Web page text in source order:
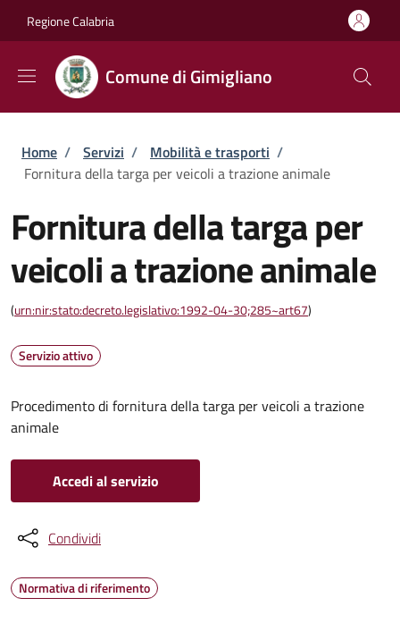
Regione Calabria
Comune di Gimigliano
Briciole di pane
Home / Servizi / Mobilità e trasporti /
Fornitura della targa per veicoli a trazione animale
Fornitura della targa per
veicoli a trazione animale
(urn:nir:stato:decreto.legislativo:1992-04-30;285~art67)
Servizio attivo
Procedimento di fornitura della targa per veicoli a trazione
animale
Accedi al servizio
Condividi
Normativa di riferimento